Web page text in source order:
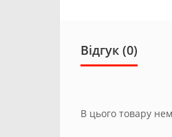
Відгук (0)
В цього товару